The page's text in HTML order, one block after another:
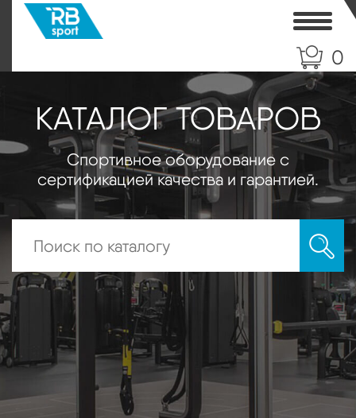
0
КАТАЛОГ ТОВАРОВ
Спортивное оборудование с
сертификацией качества и гарантией.